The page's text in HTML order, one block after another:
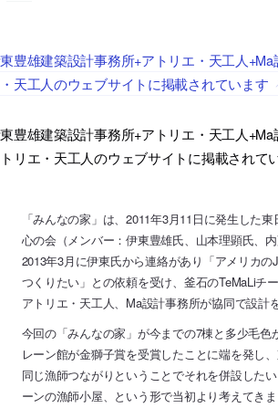
豊雄建築設計事務所+アトリエ・天工人
天工人のウェブサイトに掲載されています
豊雄建築設計事務所+アトリエ・天工人
リエ・天工人のウェブサイトに掲載されてい
「みんなの家」は、2011年3月11日に発生した
心の会（メンバー：伊東豊雄氏、山本理顕氏、
2013年3月に伊東氏から連絡があり「アメリカ
つくりたい」との依頼を受け、釜石のTeMaLiチ
アトリエ・天工人、Ma設計事務所が協同で設計
今回の「みんなの家」が今までの7棟と多少毛
レーン館が金獅子賞を受賞したことに端を発し
同じ漁師つながりということでそれを併設した
ーンの漁師小屋、という形で当初より考えてきま